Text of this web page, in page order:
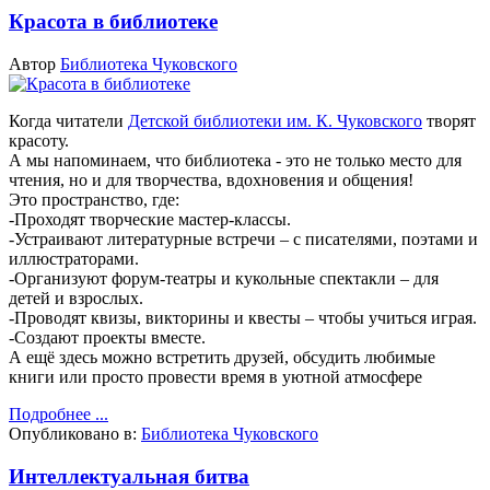
Красота в библиотеке
Автор Библиотека Чуковского
Когда читатели Детской библиотеки им. К. Чуковского творят
красоту.
А мы напоминаем, что библиотека - это не только место для
чтения, но и для творчества, вдохновения и общения!
Это пространство, где:
-Проходят творческие мастер-классы.
-Устраивают литературные встречи – с писателями, поэтами и
иллюстраторами.
-Организуют форум-театры и кукольные спектакли – для
детей и взрослых.
-Проводят квизы, викторины и квесты – чтобы учиться играя.
-Создают проекты вместе.
А ещё здесь можно встретить друзей, обсудить любимые
книги или просто провести время в уютной атмосфере
Подробнее ...
Опубликовано в: Библиотека Чуковского
Интеллектуальная битва